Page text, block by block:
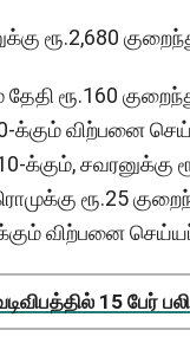
ரூ.2,680
ரூ.160
க்கும் விற்பனை
க்கும், சவரனுக்கு
ரூ.25
க்கும் விற்பனை
15 பேர்